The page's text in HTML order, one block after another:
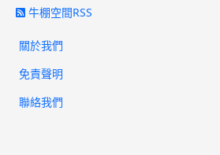
牛棚空間RSS
關於我們
免責聲明
聯絡我們